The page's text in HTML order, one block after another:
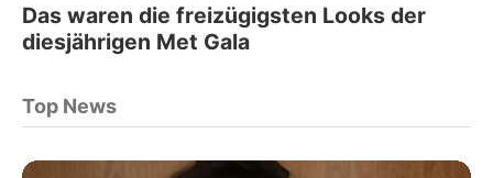
Das waren die freizügigsten Looks der
diesjährigen Met Gala
Top News